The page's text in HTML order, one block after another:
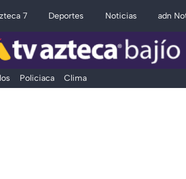
7 Deportes Noticias adn
Policiaca Clima